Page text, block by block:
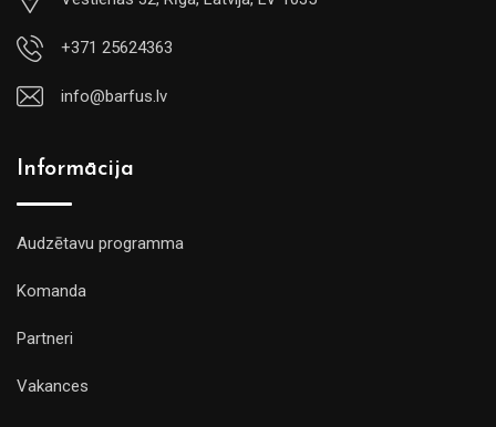
+371 25624363
info@barfus.lv
Informācija
Audzētavu programma
Komanda
Partneri
Vakances